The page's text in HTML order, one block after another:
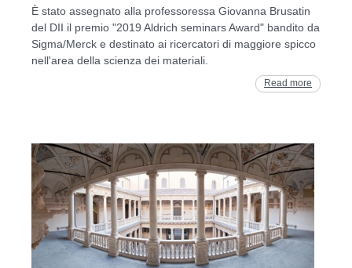
È stato assegnato alla professoressa Giovanna Brusatin
del DII il premio "2019 Aldrich seminars Award" bandito da
Sigma/Merck e destinato ai ricercatori di maggiore spicco
nell'area della scienza dei materiali.
Read more